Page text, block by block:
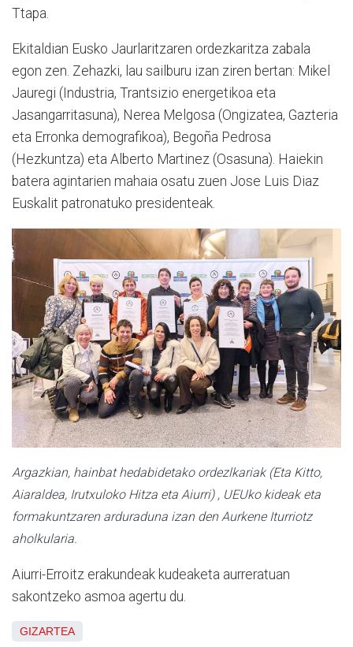
Ttapa.
Ekitaldian Eusko Jaurlaritzaren ordezkaritza zabala
egon zen. Zehazki, lau sailburu izan ziren bertan: Mikel
Jauregi (Industria, Trantsizio energetikoa eta
Jasangarritasuna), Nerea Melgosa (Ongizatea, Gazteria
eta Erronka demografikoa), Begoña Pedrosa
(Hezkuntza) eta Alberto Martinez (Osasuna). Haiekin
batera agintarien mahaia osatu zuen Jose Luis Diaz
Euskalit patronatuko presidenteak.
Argazkian, hainbat hedabidetako ordezlkariak (Eta Kitto,
Aiaraldea, Irutxuloko Hitza eta Aiurri) , UEUko kideak eta
formakuntzaren arduraduna izan den Aurkene Iturriotz
aholkularia.
Aiurri-Erroitz erakundeak kudeaketa aurreratuan
sakontzeko asmoa agertu du.
GIZARTEA